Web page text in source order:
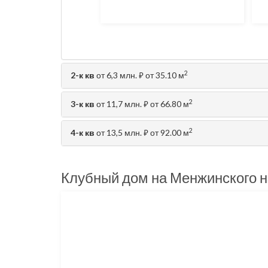
2-к кв от 6,3 млн.⃏от 35.10 м2
3-к кв от 11,7 млн.⃏от 66.80 м2
4-к кв от 13,5 млн.⃏от 92.00 м2
Клубный дом на Менжинского